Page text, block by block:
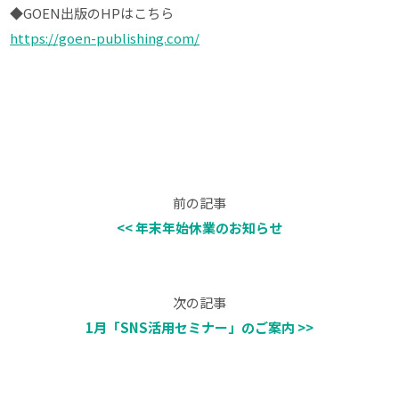
◆GOEN出版のHPはこちら
https://goen-publishing.com/
前の記事
<< 年末年始休業のお知らせ
次の記事
1月「SNS活用セミナー」のご案内 >>